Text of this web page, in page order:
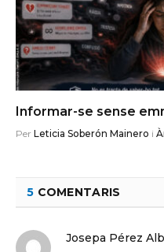
Informar-se sense
Per Leticia Soberón Mainero i
5 COMENTARIS
Josepa Pérez